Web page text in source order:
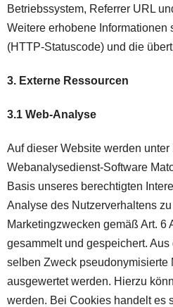
Betriebssystem, Referrer URL
Weitere erhobene Informationen
(HTTP-Statuscode) und die
3. Externe Ressourcen
3.1 Web-Analyse
Auf dieser Website werden unter
Webanalysedienst-Software
Basis unseres berechtigten
Analyse des Nutzerverhaltens
Marketingzwecken gemäß Art. 6
gesammelt und gespeichert.
selben Zweck pseudonymisierte
ausgewertet werden. Hierzu
werden. Bei Cookies handelt es